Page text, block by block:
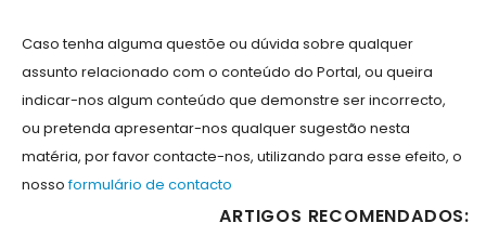
Caso tenha alguma questõe ou dúvida sobre qualquer
assunto relacionado com o conteúdo do Portal, ou queira
indicar-nos algum conteúdo que demonstre ser incorrecto,
ou pretenda apresentar-nos qualquer sugestão nesta
matéria, por favor contacte-nos, utilizando para esse efeito, o
nossoformulário de contacto
ARTIGOS RECOMENDADOS: